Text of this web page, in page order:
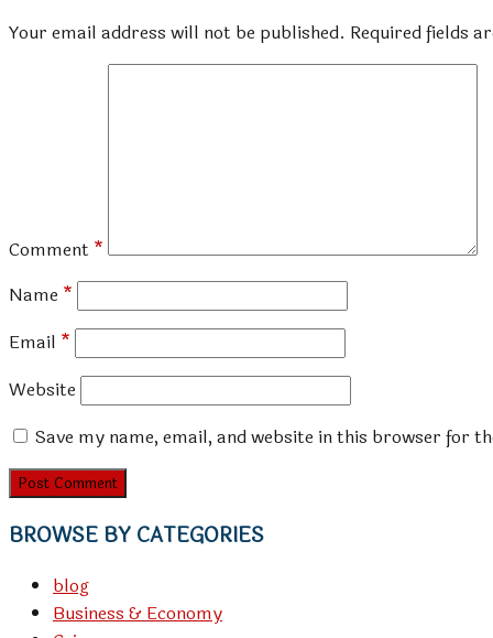
Your email address will not be published. Required fields
Comment *
Name *
Email *
Website
Save my name, email, and website in this browser for
BROWSE BY CATEGORIES
blog
Business & Economy